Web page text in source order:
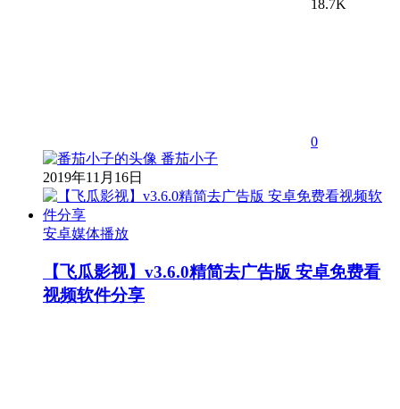
18.7K
0
番茄小子
2019年11月16日
安卓媒体播放
【飞瓜影视】v3.6.0精简去广告版 安卓免费看
视频软件分享